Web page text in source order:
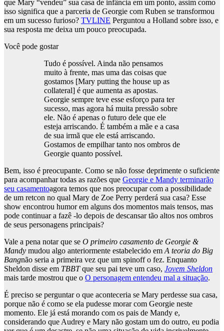
que Mary “vendeu” sua casa de infância em um ponto, assim como
isso significa que a parceria de Georgie com Ruben se transformou
em um sucesso furioso? TVLINE Perguntou a Holland sobre isso, e
sua resposta me deixa um pouco preocupada.
Você pode gostar
Tudo é possível. Ainda não pensamos
muito à frente, mas uma das coisas que
gostamos [Mary putting the house up as
collateral] é que aumenta as apostas.
Georgie sempre teve esse esforço para ter
sucesso, mas agora há muita pressão sobre
ele. Não é apenas o futuro dele que ele
esteja arriscando. É também a mãe e a casa
de sua irmã que ele está arriscando.
Gostamos de empilhar tanto nos ombros de
Georgie quanto possível.
Bem, isso é preocupante. Como se não fosse deprimente o suficiente
para acompanhar todas as razões que Georgie e Mandy terminarão
seu casamentoagora temos que nos preocupar com a possibilidade
de um retcon no qual Mary de Zoe Perry perderá sua casa? Esse
show encontrou humor em alguns dos momentos mais tensos, mas
pode continuar a fazê -lo depois de descansar tão altos nos ombros
de seus personagens principais?
Vale a pena notar que se O primeiro casamento de Georgie &
Mandy mudou algo anteriormente estabelecido emA teoria do Big
Bangnão seria a primeira vez que um spinoff o fez. Enquanto
Sheldon disse em TBBTque seu pai teve um caso, Jovem Sheldon
mais tarde mostrou que o O personagem entendeu mal a situação.
É preciso se perguntar o que aconteceria se Mary perdesse sua casa,
porque não é como se ela pudesse morar com Georgie neste
momento. Ele já está morando com os pais de Mandy e,
considerando que Audrey e Mary não gostam um do outro, eu podia